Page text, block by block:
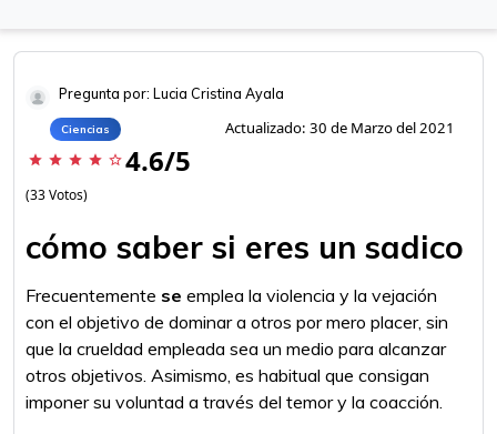
Pregunta por: Lucia Cristina Ayala
Ciencias Actualizado: 30 de Marzo del 2021
star star star star star_border 4.6/5
(33 Votos)
cómo saber si eres un sadico
Frecuentemente se emplea la violencia y la vejación
con el objetivo de dominar a otros por mero placer, sin
que la crueldad empleada sea un medio para alcanzar
otros objetivos. Asimismo, es habitual que consigan
imponer su voluntad a través del temor y la coacción.